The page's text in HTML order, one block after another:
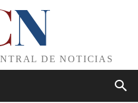
N
DE NOTICIAS